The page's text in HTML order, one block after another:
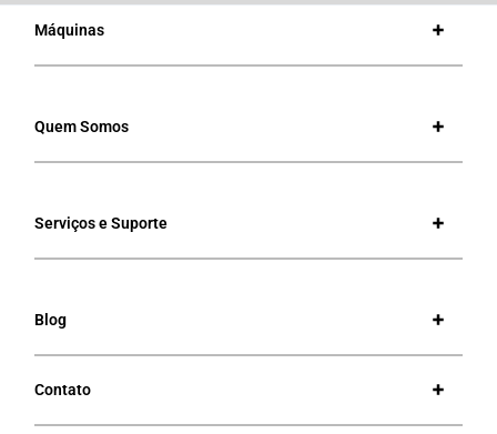
Máquinas
Quem Somos
Serviços e Suporte
Blog
Contato